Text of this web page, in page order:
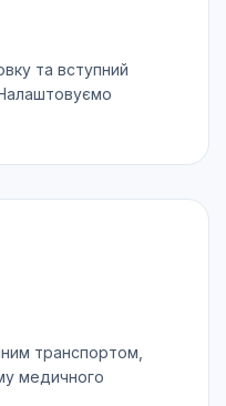
та вступний
транспортом,
медичного